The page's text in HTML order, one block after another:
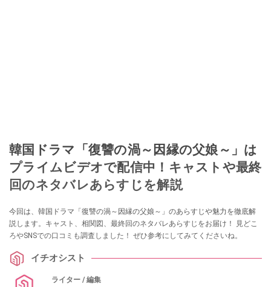
韓国ドラマ「復讐の渦～因縁の父娘～」は
プライムビデオで配信中！キャストや最終
回のネタバレあらすじを解説
今回は、韓国ドラマ「復讐の渦～因縁の父娘～」のあらすじや魅力を徹底解
説します。キャスト、相関図、最終回のネタバレあらすじをお届け！ 見どこ
ろやSNSでの口コミも調査しました！ ぜひ参考にしてみてくださいね。
イチオシスト
ライター / 編集